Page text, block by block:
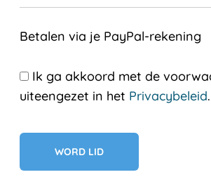
Betalen via je PayPal-rekening
Ik ga akkoord met de voorwaarden
uiteengezet in het Privacybeleid.
Geen val